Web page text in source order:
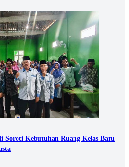
Soroti Kebutuhan Ruang Kelas Baru